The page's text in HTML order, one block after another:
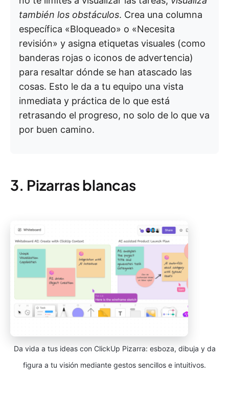
también los obstáculos. Crea una columna
específica «Bloqueado» o «Necesita
revisión» y asigna etiquetas visuales (como
banderas rojas o iconos de advertencia)
para resaltar dónde se han atascado las
cosas. Esto le da a tu equipo una vista
inmediata y práctica de lo que está
retrasando el progreso, no solo de lo que va
por buen camino.
3. Pizarras blancas
Da vida a tus ideas con ClickUp Pizarra: esboza, dibuja y da
figura a tu visión mediante gestos sencillos e intuitivos.